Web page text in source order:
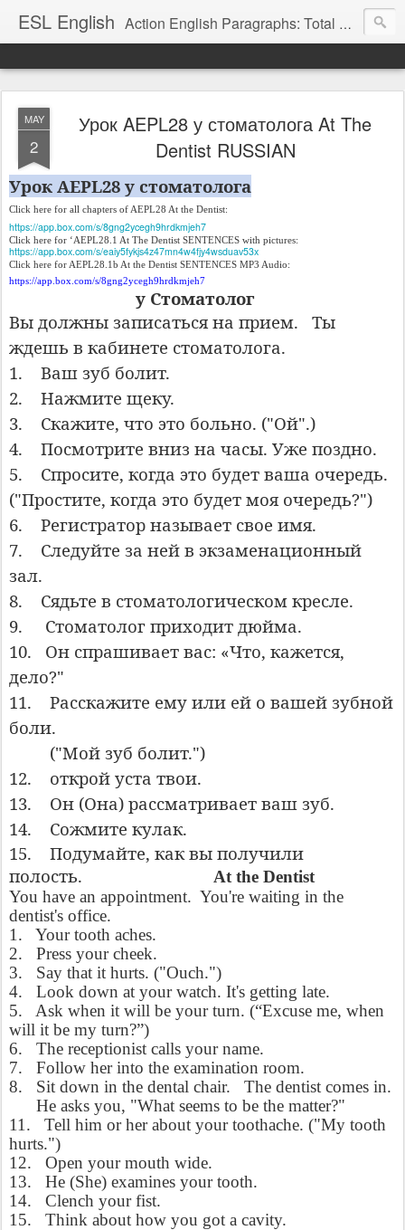
ESL English Action English Paragraphs: Total Physical Response (TPR) Paragraphs for the High School and Adult Language Student
MAY
2
Урок AEPL28 у стоматолога At The
Dentist RUSSIAN
Урок AEPL28 у стоматолога
Click here for all chapters of AEPL28 At the Dentist:
https://app.box.com/s/8gng2ycegh9hrdkmjeh7
Click here for ‘AEPL28.1 At The Dentist SENTENCES with pictures:
https://app.box.com/s/eaiy5fykjs4z47mn4w4fjy4wsduav53x
Click here for AEPL28.1b At the Dentist SENTENCES MP3 Audio:
https://app.box.com/s/8gng2ycegh9hrdkmjeh7
y Стоматолог
Вы должны записаться на прием.
Ты
ждешь в кабинете стоматолога.
1.
Ваш зуб болит.
2.
Нажмите щеку.
3.
Скажите, что это больно. ("Ой".)
4.
Посмотрите вниз на часы. Уже поздно.
5.
Спросите, когда это будет ваша очередь.
("Простите, когда это будет моя очередь?")
6.
Регистратор называет свое имя.
7.
Следуйте за ней в экзаменационный
зал.
8.
Сядьте в стоматологическом кресле.
9. Стоматолог приходит дюйма.
10. Он спрашивает вас: «Что, кажется,
дело?"
11.
Расскажите ему или ей о вашей зубной
боли.
("Мой зуб болит.")
12.
открой уста твои.
13.
Он (Она) рассматривает ваш зуб.
14.
Сожмите кулак.
15.
Подумайте, как вы получили
полость.
At the Dentist
You have an appointment. You're waiting in the
dentist's office.
1. Your tooth aches.
2. Press your cheek.
3. Say that it hurts. ("Ouch.")
4. Look down at your watch. It's getting late.
5. Ask when it will be your turn. (“Excuse me, when
will it be my turn?”)
6. The receptionist calls your name.
7. Follow her into the examination room.
8. Sit down in the dental chair. The dentist comes in.
He asks you, "What seems to be the matter?"
11. Tell him or her about your toothache. ("My tooth
hurts.")
12. Open your mouth wide.
13. He (She) examines your tooth.
14. Clench your fist.
15. Think about how you got a cavity.